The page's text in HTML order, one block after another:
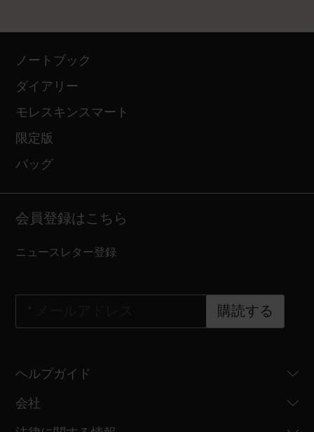
ノートブック
ダイアリー
モレスキンスマート
限定版
バッグ
会員登録はこちら
ニュースレター登録
購読する
ヘルプガイド
会社